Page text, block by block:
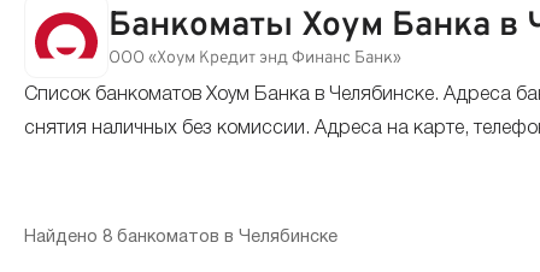
без отказа
с плохой КИ
до зарплаты
Мгновенные займы
Лучшие займы
Круглосуточные займы
С
Кредитные карты
Кредитные карты
Банкоматы Хоум Банка в
ООО «Хоум Кредит энд Финанс Банк»
Список банкоматов Хоум Банка в Челябинске. Адреса
снятия наличных без комиссии. Адреса на карте,
Найдено 8 банкоматов в Челябинске